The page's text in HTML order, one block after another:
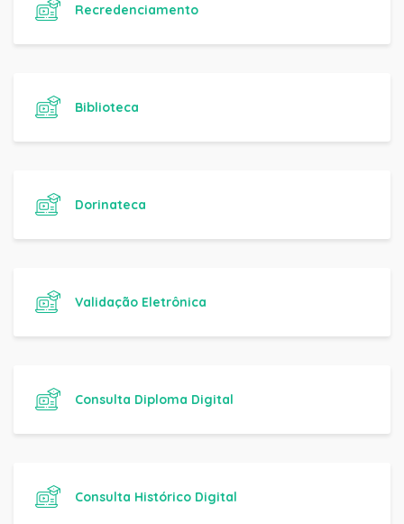
Recredenciamento
Biblioteca
Dorinateca
Validação Eletrônica
Consulta Diploma Digital
Consulta Histórico Digital